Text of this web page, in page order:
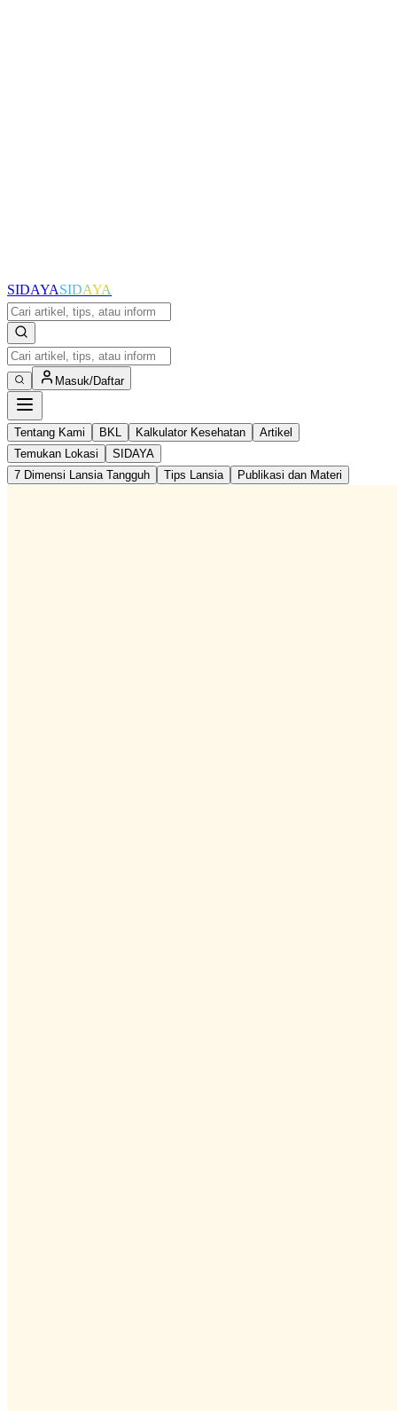
SIDAYASIDAYA
Masuk/Daftar
Tentang Kami BKL Kalkulator Kesehatan
Artikel
Temukan Lokasi
SIDAYA
7 Dimensi Lansia Tangguh
Tips Lansia Publikasi dan Materi